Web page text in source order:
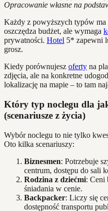
Opracowanie własne na
Każdy z powyższych typów ma
oszczędza budżet, ale wymaga
prywatności. Hotel 5* zapewni
grosz.
Kiedy porównujesz oferty na
zdjęcia, ale na konkretne
lokalizację na mapie – to tam
Który typ noclegu dla
(scenariusze z życia)
Wybór noclegu to nie tylko
Oto kilka scenariuszy:
Biznesmen: Potrzebuje
centrum, dostępu do sali
Rodzina z dziećmi: Ceni
śniadania w cenie.
Backpacker: Liczy się
dostępność transportu